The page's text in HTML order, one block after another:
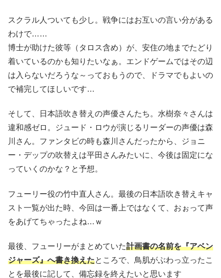
スクラル人ついても少し。戦争にはお互いの言い分がある
わけで……
博士が助けた彼等（タロス含め）が、安住の地までたどり
着いているのかも知りたいなぁ。エンドゲームではその辺
は入らないだろうな～っておもうので、ドラマでもよいの
で補完してほしいです…
そして、日本語吹き替えの声優さんたち。水樹奈々さんは
違和感ゼロ。ジュード・ロウが演じるリーダーの声優は森
川さん。ファンタビの時も森川さんだったから、ジョニ
ー・デップの吹替えは平田さんみたいに、今後は固定にな
っていくのかな？と予想。
フューリー役の竹中直人さん。最後の日本語吹き替えキャ
スト一覧が出た時、今回は一番上ではなくて、おぉって声
をあげてちゃったよね…ｗ
最後、フューリーがまとめていた計画書の名前を『アベン
ジャーズ』へ書き換えたところで、鳥肌がぶわっ立ったこ
とを最後に記して、備忘録を終えたいと思います